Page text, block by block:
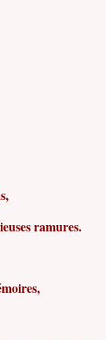
ramures.